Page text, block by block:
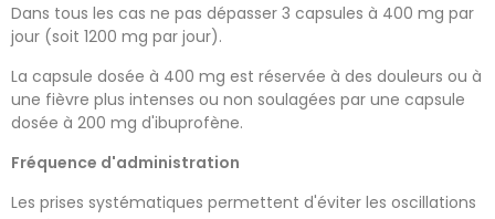
Dans tous les cas ne pas dépasser 3 capsules à 400 mg par
jour (soit 1200 mg par jour).
La capsule dosée à 400 mg est réservée à des douleurs ou à
une fièvre plus intenses ou non soulagées par une capsule
dosée à 200 mg d'ibuprofène.
Fréquence d'administration
Les prises systématiques permettent d'éviter les oscillations